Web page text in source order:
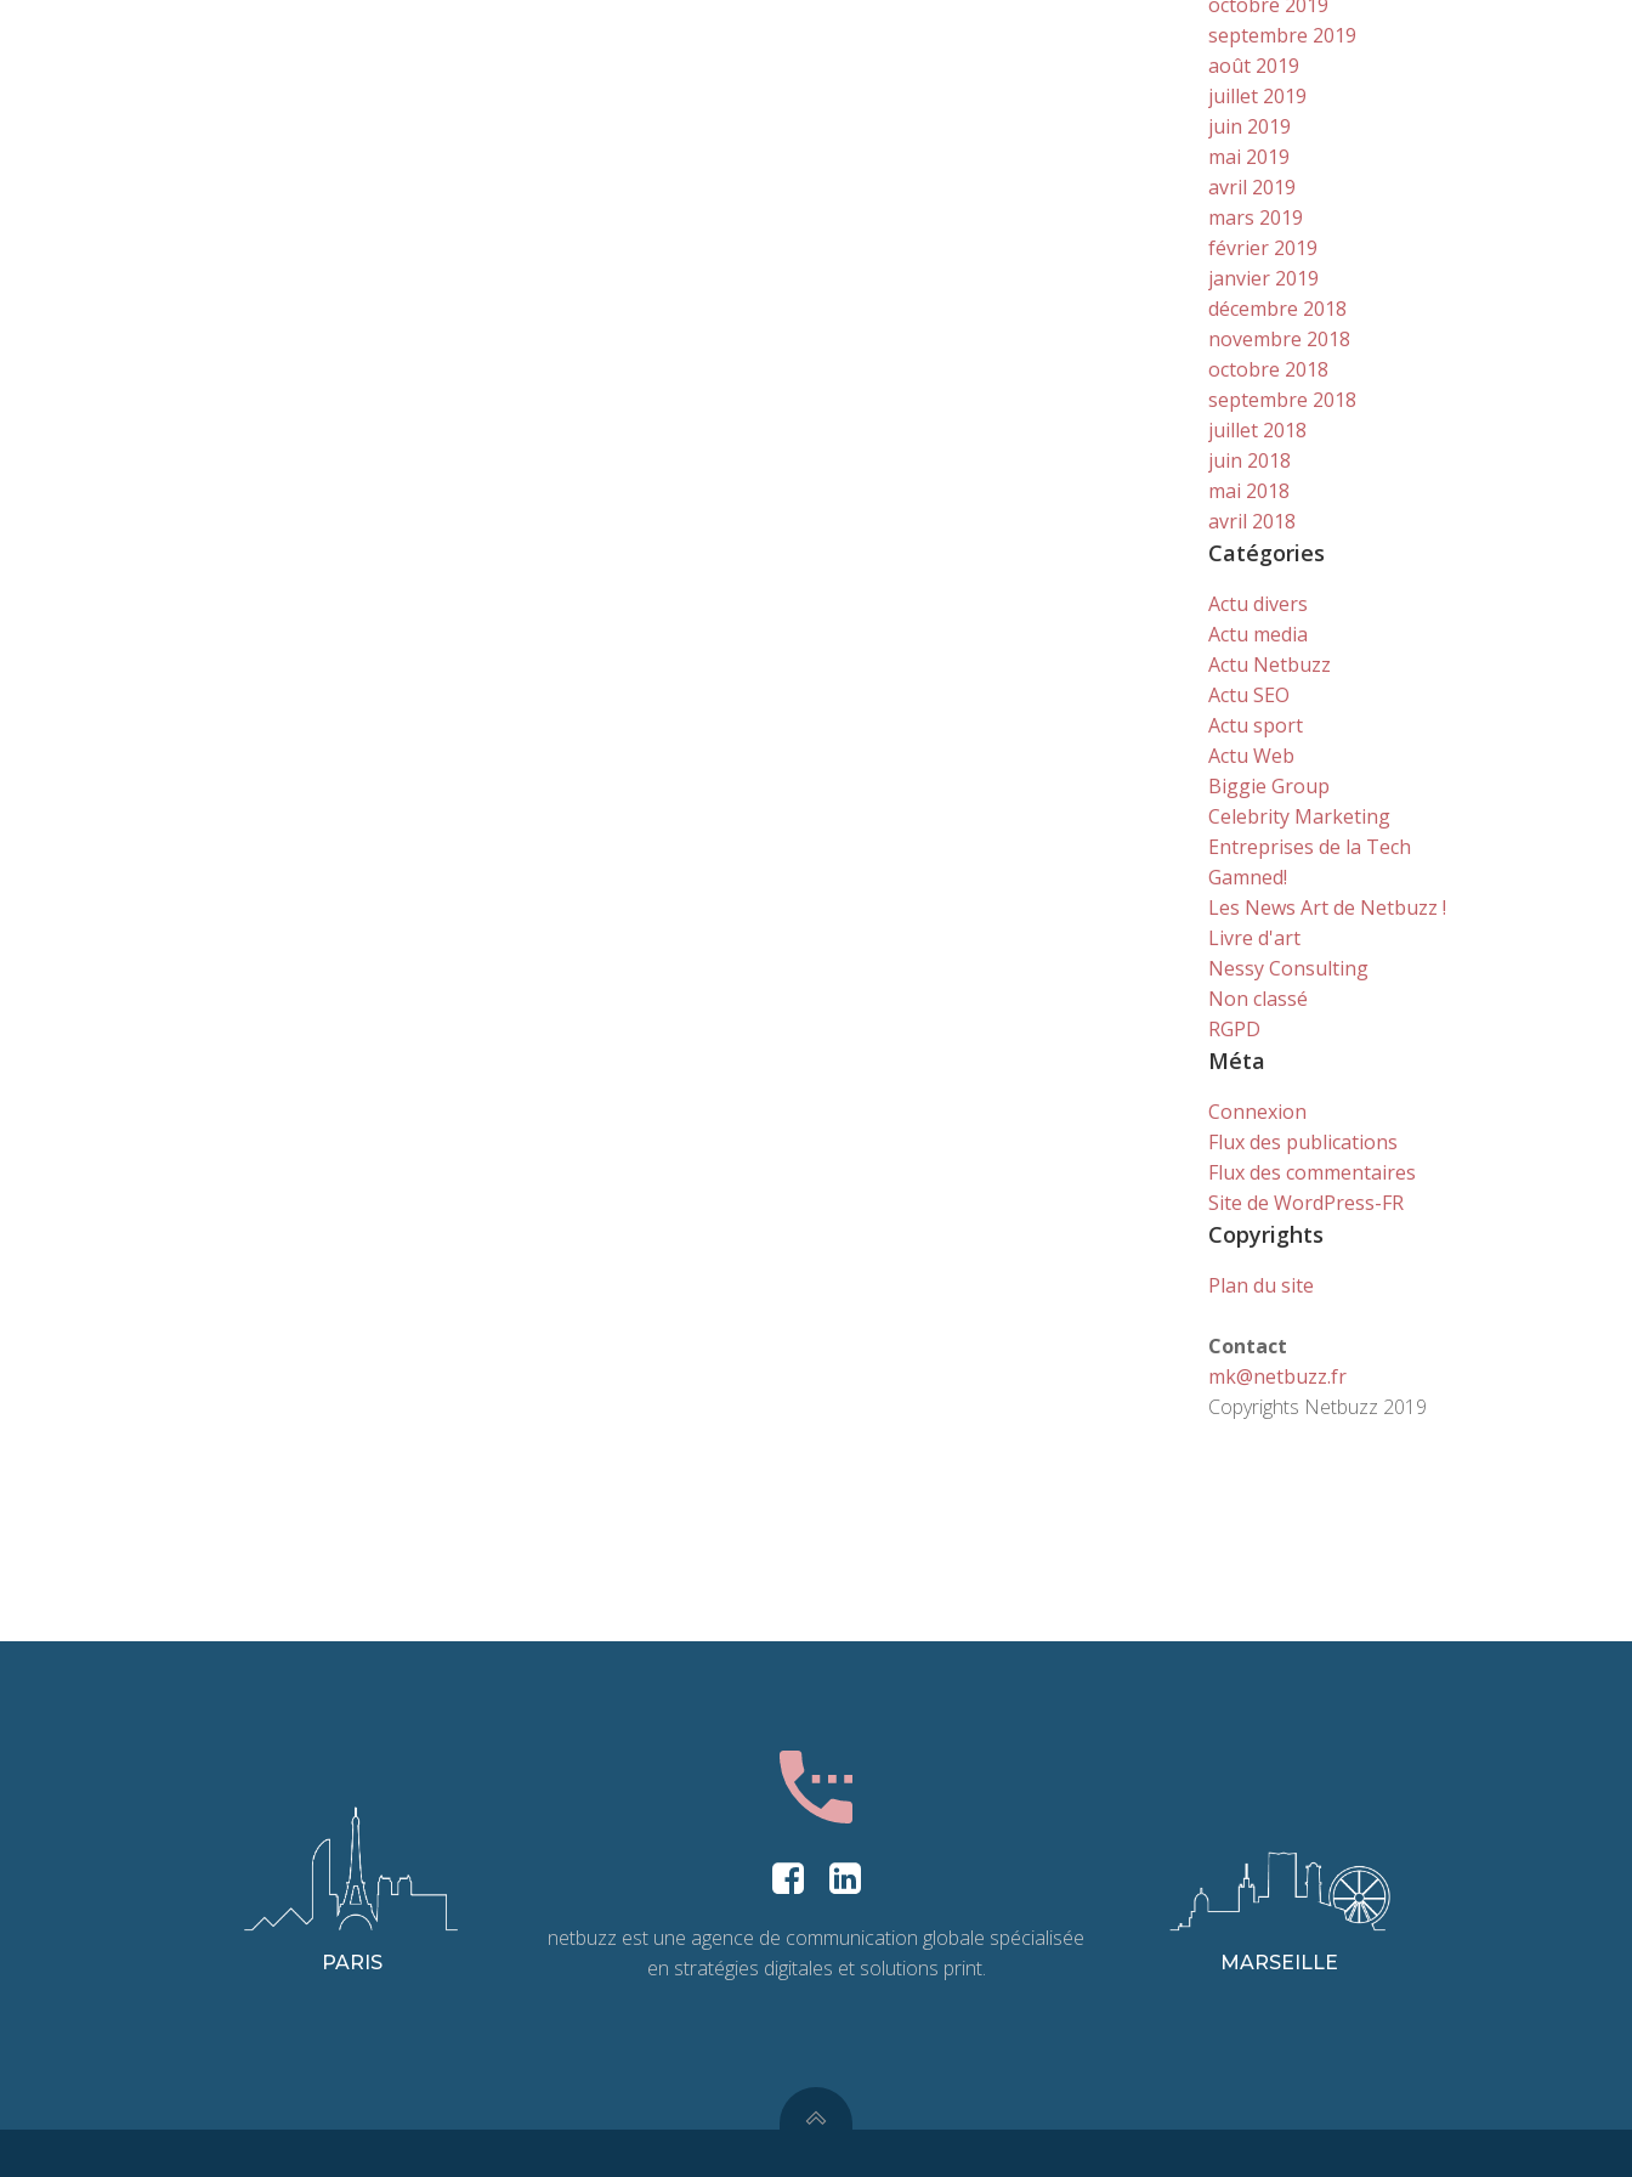
septembre 2019
août 2019
juillet 2019
juin 2019
mai 2019
avril 2019
mars 2019
février 2019
janvier 2019
décembre 2018
novembre 2018
octobre 2018
septembre 2018
juillet 2018
juin 2018
mai 2018
avril 2018
Catégories
Actu divers
Actu media
Actu Netbuzz
Actu SEO
Actu sport
Actu Web
Biggie Group
Celebrity Marketing
Entreprises de la Tech
Gamned!
Les News Art de Netbuzz !
Livre d'art
Nessy Consulting
Non classé
RGPD
Méta
Connexion
Flux des publications
Flux des commentaires
Site de WordPress-FR
Copyrights
Plan du site
Contact
mk@netbuzz.fr
Copyrights Netbuzz 2019
PARIS
netbuzz est une agence de communication globale spécialisée
en stratégies digitales et solutions print.
MARSEILLE